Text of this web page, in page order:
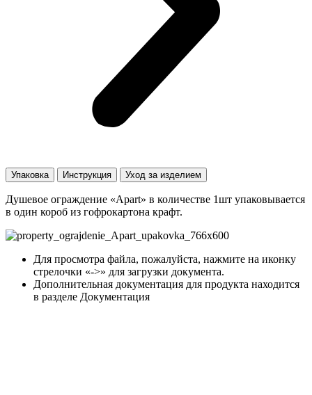
Упаковка Инструкция Уход за изделием
Душевое ограждение «Apart» в количестве 1шт упаковывается
в один короб из гофрокартона крафт.
Для просмотра файла, пожалуйста, нажмите на иконку
стрелочки «->» для загрузки документа.
Дополнительная документация для продукта находится
в разделе Документация